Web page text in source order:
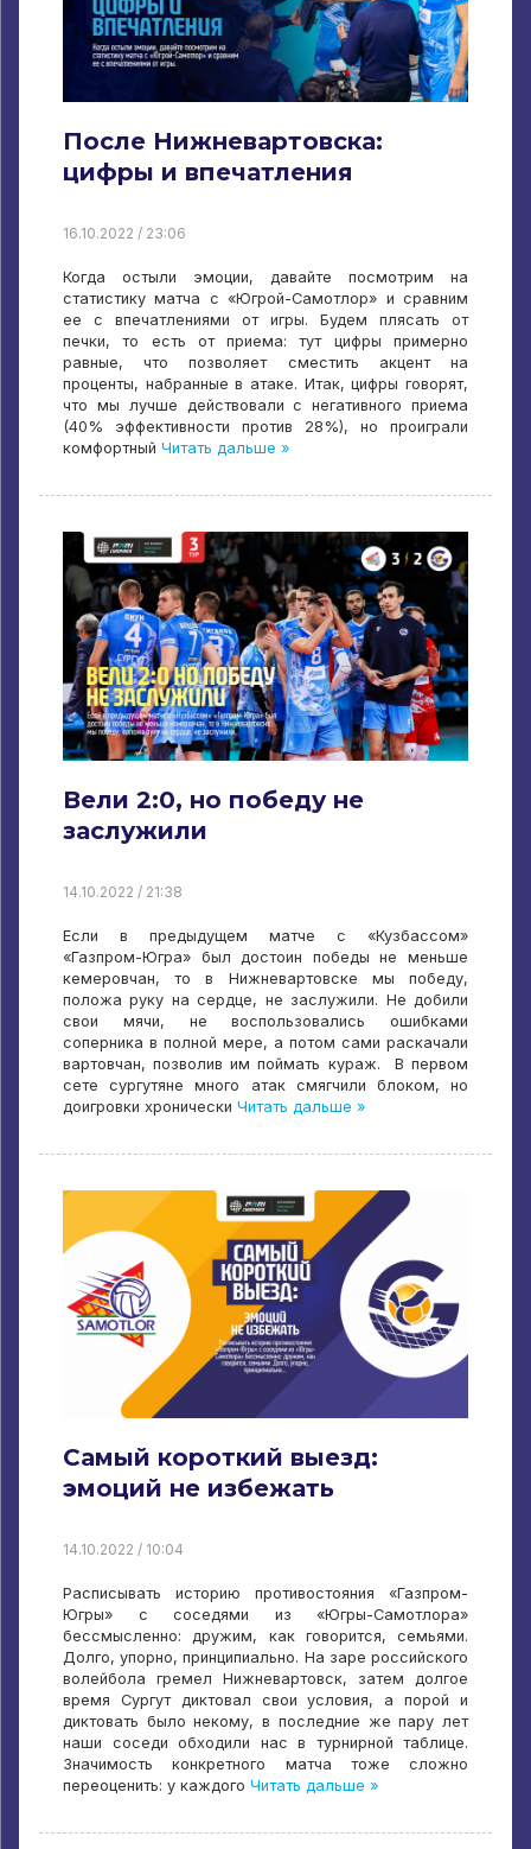
После Нижневартовска:
цифры и впечатления
16.10.2022 / 23:06
Когда остыли эмоции, давайте посмотрим на
статистику матча с «Югрой-Самотлор» и сравним
ее с впечатлениями от игры. Будем плясать от
печки, то есть от приема: тут цифры примерно
равные, что позволяет сместить акцент на
проценты, набранные в атаке. Итак, цифры говорят,
что мы лучше действовали с негативного приема
(40% эффективности против 28%), но проиграли
комфортный Читать дальше »
Вели 2:0, но победу не
заслужили
14.10.2022 / 21:38
Если в предыдущем матче с «Кузбассом»
«Газпром-Югра» был достоин победы не меньше
кемеровчан, то в Нижневартовске мы победу,
положа руку на сердце, не заслужили. Не добили
свои мячи, не воспользовались ошибками
соперника в полной мере, а потом сами раскачали
вартовчан, позволив им поймать кураж. В первом
сете сургутяне много атак смягчили блоком, но
доигровки хронически Читать дальше »
Самый короткий выезд:
эмоций не избежать
14.10.2022 / 10:04
Расписывать историю противостояния «Газпром-
Югры» с соседями из «Югры-Самотлора»
бессмысленно: дружим, как говорится, семьями.
Долго, упорно, принципиально. На заре российского
волейбола гремел Нижневартовск, затем долгое
время Сургут диктовал свои условия, а порой и
диктовать было некому, в последние же пару лет
наши соседи обходили нас в турнирной таблице.
Значимость конкретного матча тоже сложно
переоценить: у каждого Читать дальше »